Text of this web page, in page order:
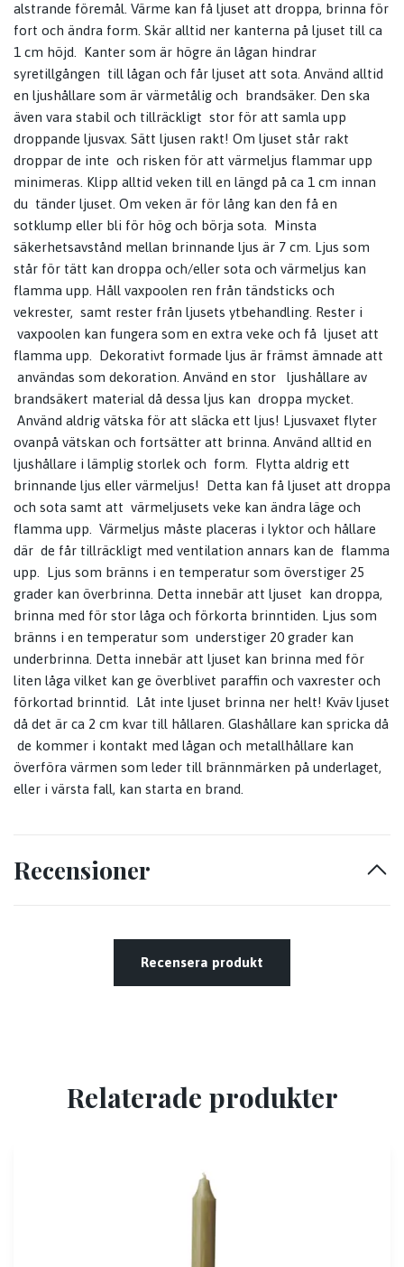
alstrande föremål. Värme kan få ljuset att droppa, brinna för
fort och ändra form. Skär alltid ner kanterna på ljuset till ca
1 cm höjd. Kanter som är högre än lågan hindrar
syretillgången till lågan och får ljuset att sota. Använd alltid
en ljushållare som är värmetålig och brandsäker. Den ska
även vara stabil och tillräckligt stor för att samla upp
droppande ljusvax. Sätt ljusen rakt! Om ljuset står rakt
droppar de inte och risken för att värmeljus flammar upp
minimeras. Klipp alltid veken till en längd på ca 1 cm innan
du tänder ljuset. Om veken är för lång kan den få en
sotklump eller bli för hög och börja sota. Minsta
säkerhetsavstånd mellan brinnande ljus är 7 cm. Ljus som
står för tätt kan droppa och/eller sota och värmeljus kan
flamma upp. Håll vaxpoolen ren från tändsticks och
vekrester, samt rester från ljusets ytbehandling. Rester i
vaxpoolen kan fungera som en extra veke och få ljuset att
flamma upp. Dekorativt formade ljus är främst ämnade att
användas som dekoration. Använd en stor ljushållare av
brandsäkert material då dessa ljus kan droppa mycket.
Använd aldrig vätska för att släcka ett ljus! Ljusvaxet flyter
ovanpå vätskan och fortsätter att brinna. Använd alltid en
ljushållare i lämplig storlek och form. Flytta aldrig ett
brinnande ljus eller värmeljus! Detta kan få ljuset att droppa
och sota samt att värmeljusets veke kan ändra läge och
flamma upp. Värmeljus måste placeras i lyktor och hållare
där de får tillräckligt med ventilation annars kan de flamma
upp. Ljus som bränns i en temperatur som överstiger 25
grader kan överbrinna. Detta innebär att ljuset kan droppa,
brinna med för stor låga och förkorta brinntiden. Ljus som
bränns i en temperatur som understiger 20 grader kan
underbrinna. Detta innebär att ljuset kan brinna med för
liten låga vilket kan ge överblivet paraffin och vaxrester och
förkortad brinntid. Låt inte ljuset brinna ner helt! Kväv ljuset
då det är ca 2 cm kvar till hållaren. Glashållare kan spricka då
de kommer i kontakt med lågan och metallhållare kan
överföra värmen som leder till brännmärken på underlaget,
eller i värsta fall, kan starta en brand.
Recensioner
Recensera produkt
Relaterade produkter